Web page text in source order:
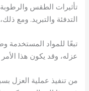
تأثيرات الطقس
التدفئة والتبريد. ومع
تبعًا للمواد المستخدمة
عزله، وقد يكون هذا
من تنفيذ عملية العزل